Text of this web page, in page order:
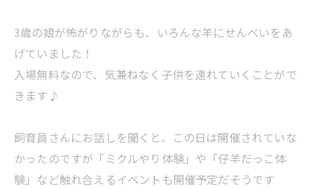
3歳の娘が怖がりながらも、いろんな羊にせんべいをあ
げていました！
入場無料なので、気兼ねなく子供を連れていくことがで
きます♪
飼育員さんにお話しを聞くと、この日は開催されていな
かったのですが「ミクルやり体験」や「仔羊だっこ体
験」など触れ合えるイベントも開催予定だそうです